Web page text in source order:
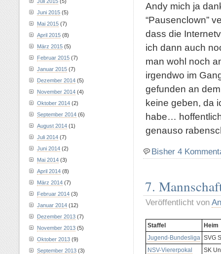
Andy mich ja
“Pausenclown”
dass die
ich dann auch
man wohl noch
irgendwo im
gefunden an
keine geben, da
habe…
genauso
Bisher 4
7.
Veröffentlicht von
Staffel
Heim
Jugend-Bundesliga SVG
NSV-Viererpokal
SK
Juni 2015 (5)
Mai 2015 (7)
April 2015 (8)
März 2015 (5)
Februar 2015 (7)
Januar 2015 (7)
Dezember 2014 (5)
November 2014 (4)
Oktober 2014 (2)
September 2014 (6)
August 2014 (1)
Juli 2014 (7)
Juni 2014 (2)
Mai 2014 (3)
April 2014 (8)
März 2014 (7)
Februar 2014 (3)
Januar 2014 (12)
Dezember 2013 (7)
November 2013 (5)
Oktober 2013 (9)
September 2013 (3)